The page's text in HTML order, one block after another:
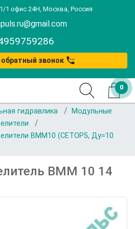
1 офис 24Н, Москва, Россия
обратный звонок settings_phone
0
гидравлика
Модульные
ВММ10 (CETOP5, Ду=10
ВММ 10 14